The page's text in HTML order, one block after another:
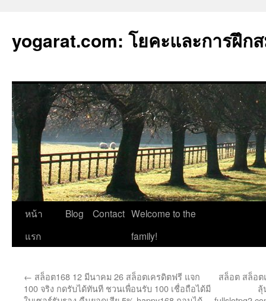
yogarat.com: โยคะและการฝึก
ข้าม
ไป
เนื้อหา
หน้า
แรก
Blog Contact Welcome to the
family!
← สล็อต168 12 มีนาคม 26 สล็อตเครดิตฟรี แจก
100 จริง กดรับได้ทันที ชวนเพื่อนรับ 100 เชื่อถือได้มี
สล็อต สล็อต
ลุ้